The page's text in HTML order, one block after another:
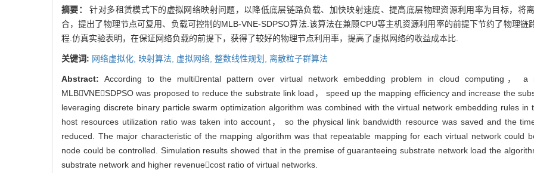
摘要：针对多租赁模式下的虚拟网络映射问题，以降低底层链路负载、加快映射速度、提高底层物理资源利用率为目标，将
合，提出了物理节点可复用、负载可控制的MLB-VNE-SDPSO算法.该算法在兼顾CPU等主机资源利用率的前提下节约了物理链
程.仿真实验表明，在保证网络负载的前提下，获得了较好的物理节点利用率，提高了虚拟网络的收益成本比.
关键词: 网络虚拟化, 映射算法, 虚拟网络, 整数线性规划, 离散粒子群算法
Abstract: According to the multirental pattern over virtual network embedding problem in cloud computing， a
MLBVNESDPSO was proposed to reduce the substrate link load， speed up the mapping efficiency and increase the
leveraging discrete binary particle swarm optimization algorithm was combined with the virtual network embedding rules in
host resources utilization ratio was taken into account， so the physical link bandwidth resource was saved and the
reduced. The major characteristic of the mapping algorithm was that repeatable mapping for each virtual network could
node could be controlled. Simulation results showed that in the premise of guaranteeing substrate network load the
substrate network and higher revenuecost ratio of virtual networks.